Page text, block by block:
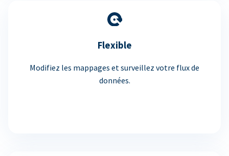
Flexible
Modifiez les mappages et surveillez votre flux de
données.